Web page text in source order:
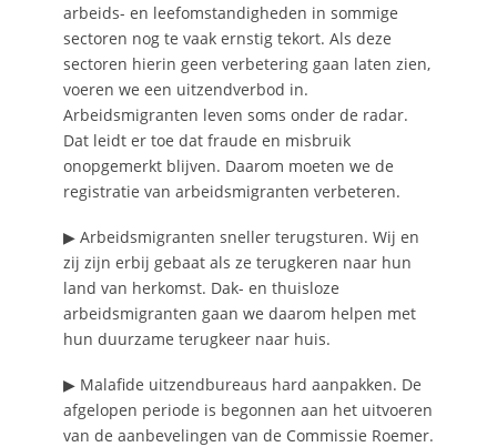
arbeids- en leefomstandigheden in sommige
sectoren nog te vaak ernstig tekort. Als deze
sectoren hierin geen verbetering gaan laten zien,
voeren we een uitzendverbod in.
Arbeidsmigranten leven soms onder de radar.
Dat leidt er toe dat fraude en misbruik
onopgemerkt blijven. Daarom moeten we de
registratie van arbeidsmigranten verbeteren.
▶ Arbeidsmigranten sneller terugsturen. Wij en
zij zijn erbij gebaat als ze terugkeren naar hun
land van herkomst. Dak- en thuisloze
arbeidsmigranten gaan we daarom helpen met
hun duurzame terugkeer naar huis.
▶ Malafide uitzendbureaus hard aanpakken. De
afgelopen periode is begonnen aan het uitvoeren
van de aanbevelingen van de Commissie Roemer.